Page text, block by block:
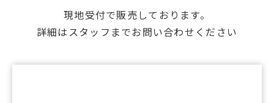
現地受付で販売しております。
詳細はスタッフまでお問い合わせください